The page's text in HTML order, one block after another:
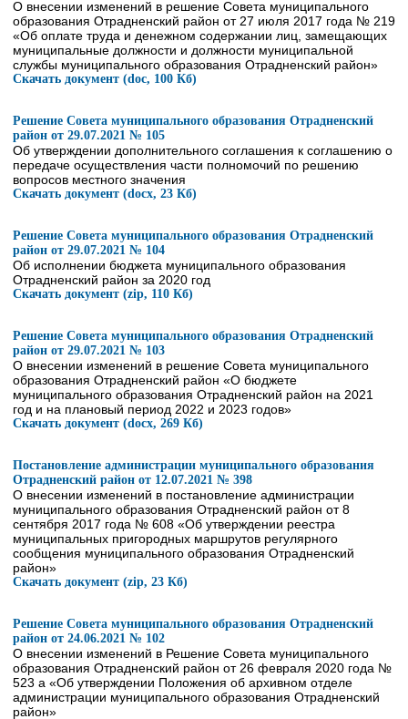
О внесении изменений в решение Совета муниципального
образования Отрадненский район от 27 июля 2017 года № 219
«Об оплате труда и денежном содержании лиц, замещающих
муниципальные должности и должности муниципальной
службы муниципального образования Отрадненский район»
Скачать документ (doc, 100 Кб)
Решение Совета муниципального образования Отрадненский
район от 29.07.2021 № 105
Об утверждении дополнительного соглашения к соглашению о
передаче осуществления части полномочий по решению
вопросов местного значения
Скачать документ (docx, 23 Кб)
Решение Совета муниципального образования Отрадненский
район от 29.07.2021 № 104
Об исполнении бюджета муниципального образования
Отрадненский район за 2020 год
Скачать документ (zip, 110 Кб)
Решение Совета муниципального образования Отрадненский
район от 29.07.2021 № 103
О внесении изменений в решение Совета муниципального
образования Отрадненский район «О бюджете
муниципального образования Отрадненский район на 2021
год и на плановый период 2022 и 2023 годов»
Скачать документ (docx, 269 Кб)
Постановление администрации муниципального образования
Отрадненский район от 12.07.2021 № 398
О внесении изменений в постановление администрации
муниципального образования Отрадненский район от 8
сентября 2017 года № 608 «Об утверждении реестра
муниципальных пригородных маршрутов регулярного
сообщения муниципального образования Отрадненский
район»
Скачать документ (zip, 23 Кб)
Решение Совета муниципального образования Отрадненский
район от 24.06.2021 № 102
О внесении изменений в Решение Совета муниципального
образования Отрадненский район от 26 февраля 2020 года №
523 а «Об утверждении Положения об архивном отделе
администрации муниципального образования Отрадненский
район»